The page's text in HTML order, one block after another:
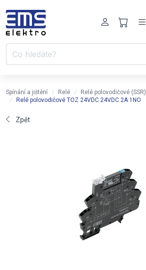
Spínání a jištění Relé
Relé polovodičové (SSR)
Relé polovodičové TOZ 24VDC 24VDC 2A 1NO
Zpět